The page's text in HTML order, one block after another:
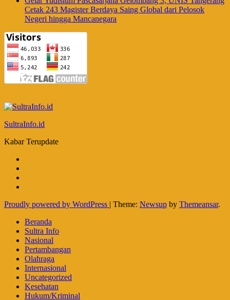
Cetak 243 Magister Berdaya Saing Global dari Pelosok
Negeri hingga Mancanegara
SultraInfo.id
Kabar Terupdate
Proudly powered by WordPress | Theme: Newsup by Themeansar.
Beranda
Sultra Info
Nasional
Pertambangan
Olahraga
Internasional
Uncategorized
Kesehatan
Hukum/Kriminal